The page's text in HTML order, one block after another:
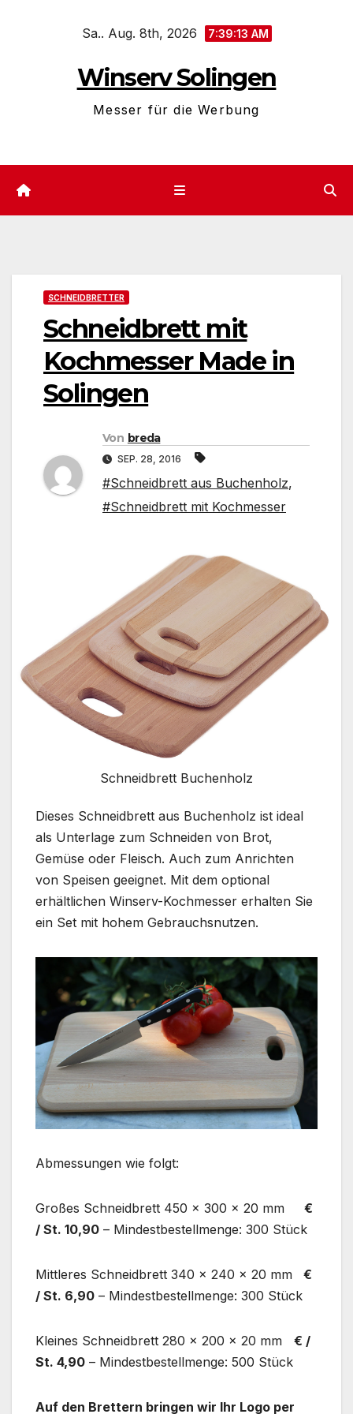
Sa.. Aug. 8th, 2026 7:39:13 AM
Winserv Solingen
Messer für die Werbung
SCHNEIDBRETTER
Schneidbrett mit
Kochmesser Made in
Solingen
Von breda
SEP. 28, 2016
#Schneidbrett aus Buchenholz,
#Schneidbrett mit Kochmesser
Schneidbrett Buchenholz
Dieses Schneidbrett aus Buchenholz ist ideal
als Unterlage zum Schneiden von Brot,
Gemüse oder Fleisch. Auch zum Anrichten
von Speisen geeignet. Mit dem optional
erhältlichen Winserv-Kochmesser erhalten Sie
ein Set mit hohem Gebrauchsnutzen.
Abmessungen wie folgt:
Großes Schneidbrett 450 x 300 x 20 mm €
/ St. 10,90 – Mindestbestellmenge: 300 Stück
Mittleres Schneidbrett 340 x 240 x 20 mm
€
/ St. 6,90 – Mindestbestellmenge: 300 Stück
Kleines Schneidbrett 280 x 200 x 20 mm € /
St. 4,90 – Mindestbestellmenge: 500 Stück
Auf den Brettern bringen wir Ihr Logo per